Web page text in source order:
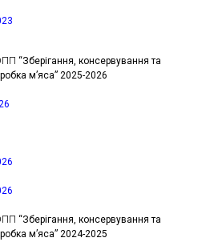
“Зберігання, консервування та
м’яса” 2025-2026
“Зберігання, консервування та
м’яса” 2024-2025